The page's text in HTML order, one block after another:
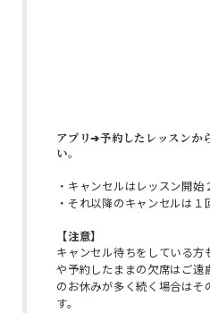
養
アプリ➔予約したレッスンか
い。
・キャンセルはレッスン開始
・それ以降のキャンセルは１
【注意】
キャンセル待ちをしている方
や予約したままの欠席はご遠
のお休みが多く続く場合はそ
す。